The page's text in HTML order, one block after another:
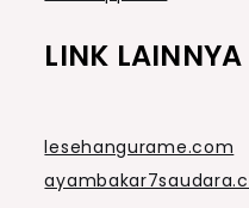
LINK LAINNYA
lesehangurame.com